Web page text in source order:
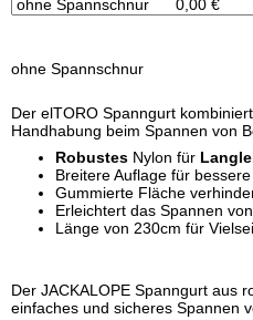
ohne Spannschnur
Der elTORO Spanngurt
Handhabung beim Spannen von
Robustes Nylon für
Breitere Auflage für
Gummierte Fläche
Erleichtert das Spannen
Länge von 230cm für
Der JACKALOPE Spanngurt aus
einfaches und sicheres Spannen